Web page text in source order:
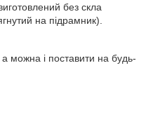
без скла
на підрамник).
можна і поставити на будь-